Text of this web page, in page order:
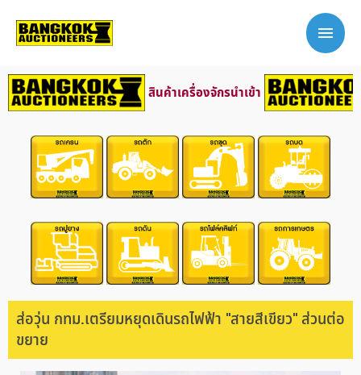
สินค้าเครื่องจักรนำเข้า
ส่อวุ่น กทม.เตรียมหยุดเดินรถไฟฟ้า "สายสีเขียว" ส่วนต่อ
ขยาย